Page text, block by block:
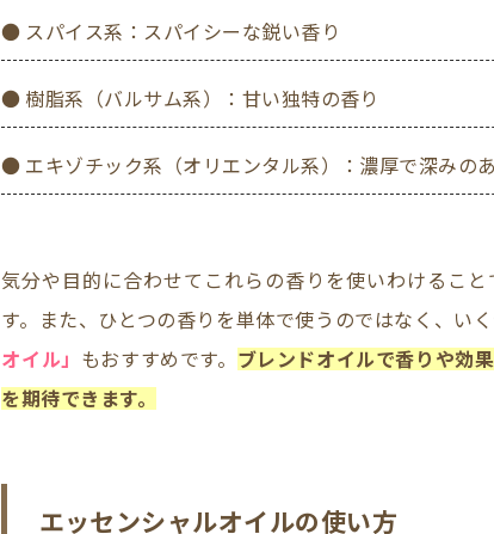
● スパイス系：スパイシーな鋭い香り
● 樹脂系（バルサム系）：甘い独特の香り
● エキゾチック系（オリエンタル系）：濃厚で深みの
気分や目的に合わせてこれらの香りを使いわけることで、リラックス効果などが期待できま
す。また、ひとつの香りを単体で使うのではなく、い
オイル」 もおすすめです。 ブレンドオイルで香りや効
を期待できます。
エッセンシャルオイルの使い方